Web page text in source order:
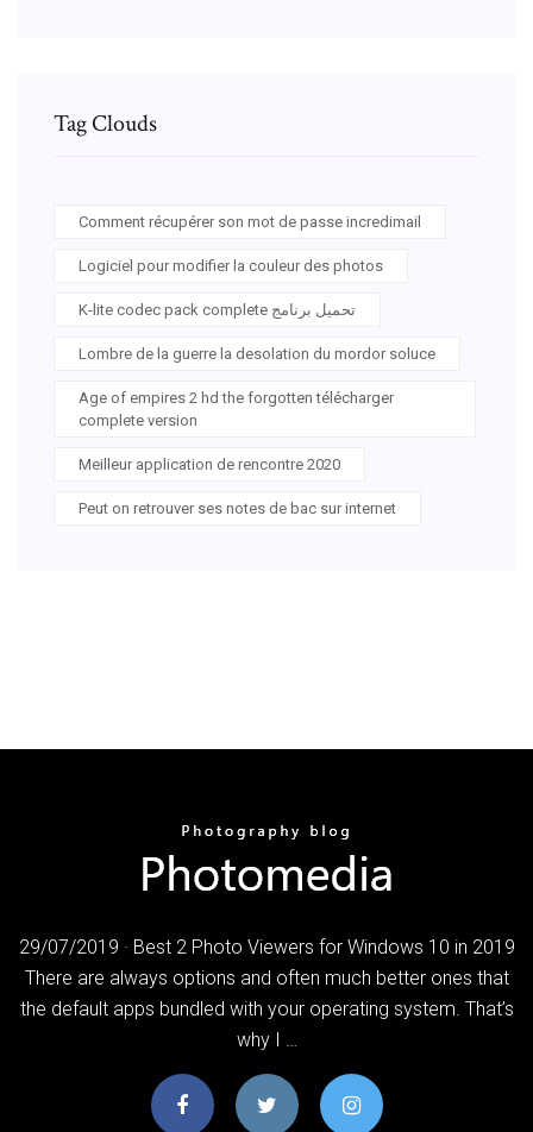
Tag Clouds
Comment récupérer son mot de passe incredimail
Logiciel pour modifier la couleur des photos
K-lite codec pack complete تحميل برنامج
Lombre de la guerre la desolation du mordor soluce
Age of empires 2 hd the forgotten télécharger
complete version
Meilleur application de rencontre 2020
Peut on retrouver ses notes de bac sur internet
29/07/2019 · Best 2 Photo Viewers for Windows 10 in 2019
There are always options and often much better ones that
the default apps bundled with your operating system. That’s
why I …